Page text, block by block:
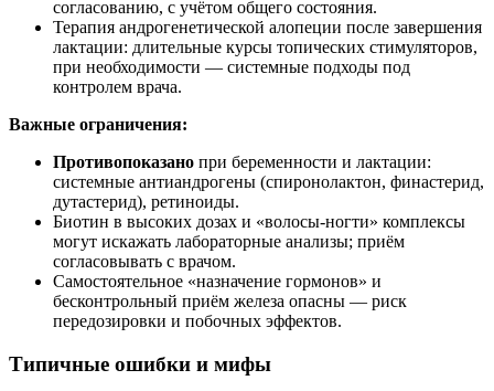
согласованию, с учётом общего состояния.
Терапия андрогенетической алопеции после завершения
лактации: длительные курсы топических стимуляторов,
при необходимости — системные подходы под
контролем врача.
Важные ограничения:
Противопоказано при беременности и лактации:
системные антиандрогены (спиронолактон, финастерид,
дутастерид), ретиноиды.
Биотин в высоких дозах и «волосы-ногти» комплексы
могут искажать лабораторные анализы; приём
согласовывать с врачом.
Самостоятельное «назначение гормонов» и
бесконтрольный приём железа опасны — риск
передозировки и побочных эффектов.
Типичные ошибки и мифы